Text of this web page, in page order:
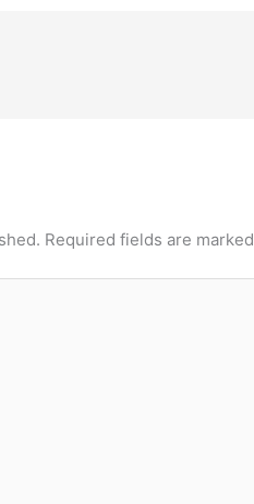
Required fields are marked